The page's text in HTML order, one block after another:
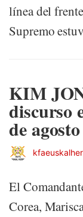
línea del
Supremo
KIM
discurso
de agosto
El
Corea,